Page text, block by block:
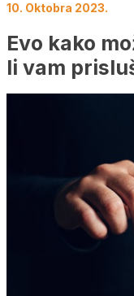
10. Oktobra 2023.
Evo kako
li vam